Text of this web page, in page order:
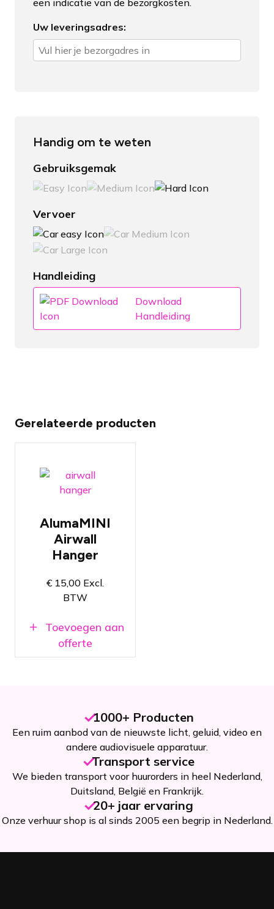
een indicatie van de bezorgkosten.
Uw leveringsadres:
Handig om te weten
Gebruiksgemak
Vervoer
Handleiding
Download
Handleiding
Gerelateerde producten
Past op
universele
airwall tracks
wereld
Tot 113 KG
belastbaar
gebruiken als
kabelpick of
ophangpunt
materialen
AlumaMINI
Airwall
Hanger
€ 15,00 Excl.
BTW
Toevoegen aan
offerte
1000+ Producten
Een ruim aanbod van de nieuwste licht, geluid, video en
andere audiovisuele apparatuur.
Transport service
We bieden transport voor huurorders in heel Nederland,
Duitsland, België en Frankrijk.
20+ jaar ervaring
Onze verhuur shop is al sinds 2005 een begrip in Nederland.